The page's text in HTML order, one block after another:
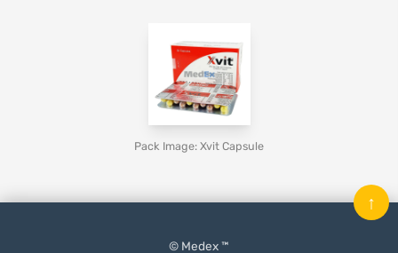
Pack Image: Xvit Capsule
© Medex ™
↑